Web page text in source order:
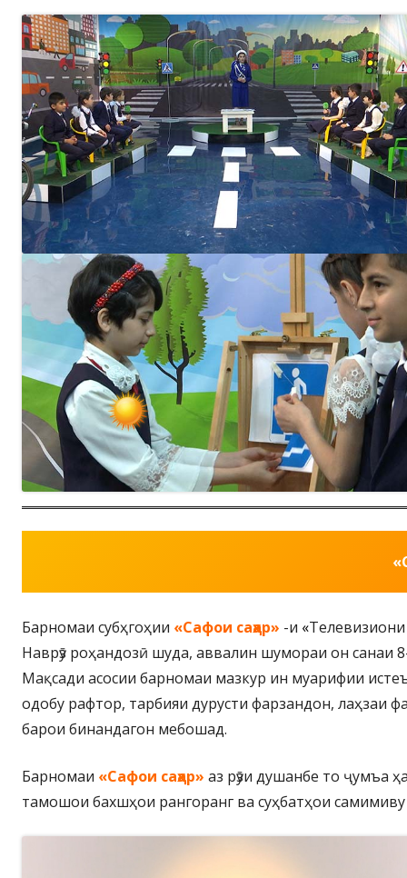
Барномаи субҳгоҳии «Сафои саҳар» -и «
Наврӯз роҳандозӣ шуда, аввалин шумораи он санаи
Мақсади асосии барномаи мазкур ин муарифии
одобу рафтор, тарбияи дурусти фарзандон, лаҳзаи
барои бинандагон мебошад.
Барномаи «Сафои саҳар» аз рӯзи душанбе то ҷумъа
тамошои бахшҳои рангоранг ва суҳбатҳои